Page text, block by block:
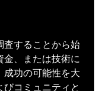
査することから始
、または技術に
成功の可能性を大
コミュニティと